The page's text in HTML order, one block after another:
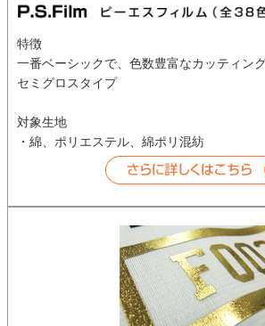
特徴
一番ベーシックで、色数豊富なカッティン
セミグロスタイプ
対象生地
・綿、ポリエステル、綿ポリ混紡